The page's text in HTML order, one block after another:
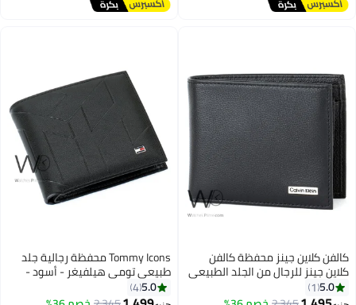
كلاين جينز محفظة كالفن
جينز للرجال من الجلد الطبيعي
الأسود5.0
1
Tommy Icons محفظة رجالية جلد
طبيعي تومي هيلفيغر - أسود -
مُنقّش
5.0
4